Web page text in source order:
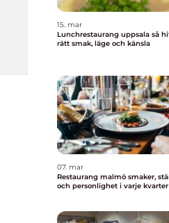
15. mar
Lunchrestaurang uppsala så hittar du
rätt smak, läge och känsla
07. mar
Restaurang malmö smaker, stämning
och personlighet i varje kvarter